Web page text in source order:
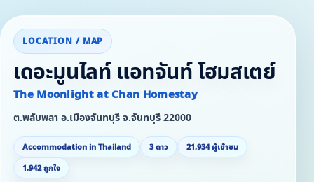
LOCATION / MAP
เดอะมูนไลท์ แอทจันท์ โฮมสเตย์
The Moonlight at Chan Homestay
ต.พลับพลา อ.เมืองจันทบุรี จ.จันทบุรี 22000
Accommodation in Thailand 3 ดาว
21,934 ผู้เข้าชม
1,942 ถูกใจ